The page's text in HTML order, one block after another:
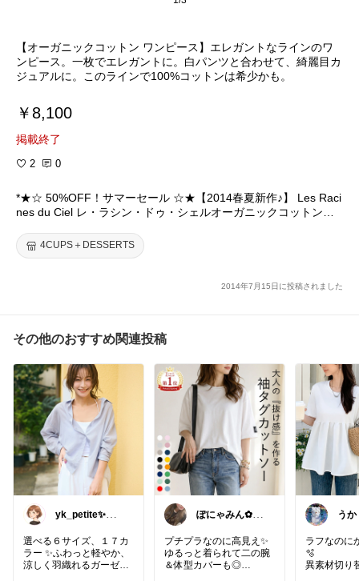
【オーガニックコットン ワンピース】エレガントなラインのワ
ンピース。一枚でエレガントに。白パンツと合わせて、綺麗目カ
ジュアルに。このラインで100%コットンは希少かも。
￥8,100
掲載終了
2 0
*★☆ 50%OFF！サマーセール ☆★【2014春夏新作♪】 Les Raci
nes du Ciel レ・ラシン・ドゥ・シェルオーガニックコットンワ
4CUPS＋DESSERTS
2014年7月15日に投稿されました
その他のおすすめ関連投稿
yk_petite✨あ
選べる６サイズ、１７カ
ラー ✨ふわっと軽やか、
涼しく羽織れるガーゼシ
ぽにゃみん✿お
プチプラなのに高見え✨
ゆるっと着られて二の腕
＆体型カバーも◎
う
ラフなのに
🫧
異素材切り